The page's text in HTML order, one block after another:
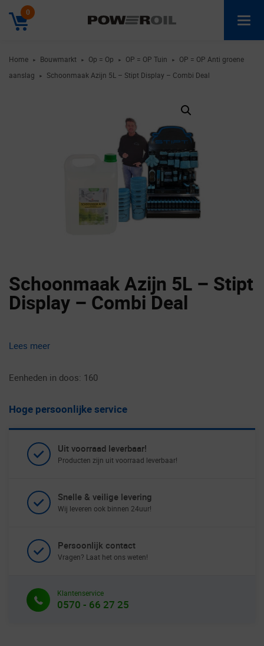
0
Home ► Bouwmarkt ► Op = Op ► OP = OP Tuin ►
OP = OP Anti groene
aanslag
► Schoonmaak Azijn 5L – Stipt Display – Combi Deal
Schoonmaak Azijn 5L – Stipt
Display – Combi Deal
Lees meer
Eenheden in doos: 160
Hoge persoonlijke service
Uit voorraad leverbaar!
Producten zijn uit voorraad leverbaar!
Snelle & veilige levering
Wij leveren ook binnen 24uur!
Persoonlijk contact
Vragen? Laat het ons weten!
Klantenservice
0570 - 66 27 25